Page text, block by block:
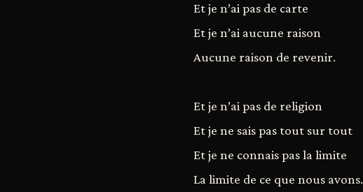
Et je n’ai pas de carte
Et je n’ai aucune raison
Aucune raison de revenir.
Et je n’ai pas de religion
Et je ne sais pas tout sur tout
Et je ne connais pas la limite
La limite de ce que nous avons.